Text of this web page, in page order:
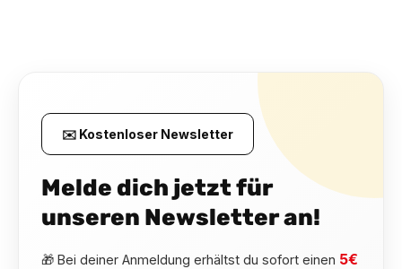
✉️ Kostenloser Newsletter
Melde dich jetzt für
unseren Newsletter an!
🎁 Bei deiner Anmeldung erhältst du sofort einen 5€